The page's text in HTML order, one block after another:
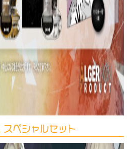
ペシャルセット